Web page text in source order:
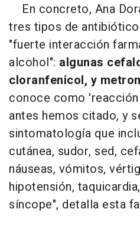
En concreto, Ana
tres tipos de
"fuerte interacción
alcohol": algunas
cloranfenicol, y
conoce como
antes hemos citado, y
sintomatología que
cutánea, sudor, sed,
náuseas, vómitos,
hipotensión,
síncope", detalla esta